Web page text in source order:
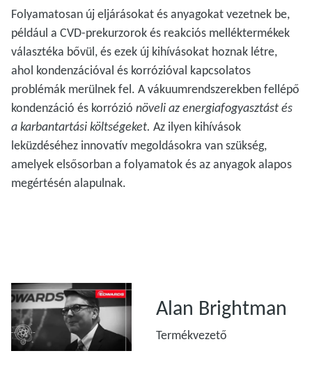
Folyamatosan új eljárásokat és anyagokat vezetnek be,
például a CVD-prekurzorok és reakciós melléktermékek
választéka bővül, és ezek új kihívásokat hoznak létre,
ahol kondenzációval és korrózióval kapcsolatos
problémák merülnek fel. A vákuumrendszerekben fellépő
kondenzáció és korrózió növeli az energiafogyasztást és
a karbantartási költségeket. Az ilyen kihívások
leküzdéséhez innovatív megoldásokra van szükség,
amelyek elsősorban a folyamatok és az anyagok alapos
megértésén alapulnak.
Alan Brightman
Termékvezető